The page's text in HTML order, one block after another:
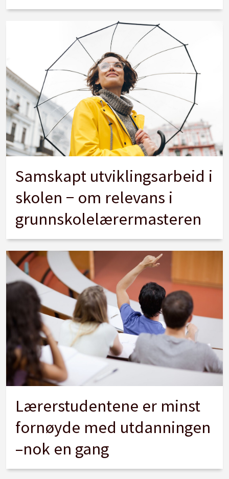
Samskapt utviklingsarbeid i
skolen − om relevans i
grunnskolelærermasteren
Lærerstudentene er minst
fornøyde med utdanningen
–nok en gang